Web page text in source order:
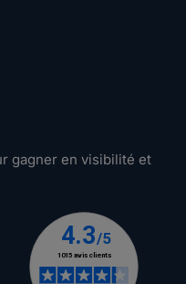
gagner en visibilité et